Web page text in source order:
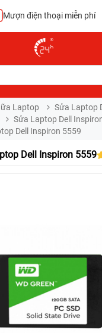
Mượn điện thoại miễn phí
Laptop
Sửa Laptop
Sửa Laptop Dell
Dell Inspiron 5559
Dell Inspiron 5559